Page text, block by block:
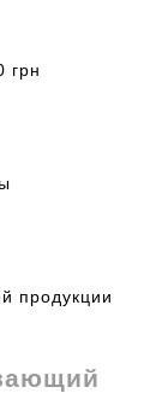
грн
продукции